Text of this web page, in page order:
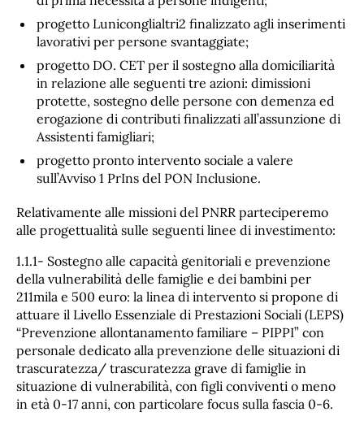
progetto Luniconglialtri2 finalizzato agli inserimenti
lavorativi per persone svantaggiate;
progetto DO. CET per il sostegno alla domiciliarità
in relazione alle seguenti tre azioni: dimissioni
protette, sostegno delle persone con demenza ed
erogazione di contributi finalizzati all’assunzione di
Assistenti famigliari;
progetto pronto intervento sociale a valere
sull’Avviso 1 PrIns del PON Inclusione.
Relativamente alle missioni del PNRR parteciperemo
alle progettualità sulle seguenti linee di investimento:
1.1.1- Sostegno alle capacità genitoriali e prevenzione
della vulnerabilità delle famiglie e dei bambini per
211mila e 500 euro: la linea di intervento si propone di
attuare il Livello Essenziale di Prestazioni Sociali (LEPS)
“Prevenzione allontanamento familiare – PIPPI” con
personale dedicato alla prevenzione delle situazioni di
trascuratezza/ trascuratezza grave di famiglie in
situazione di vulnerabilità, con figli conviventi o meno
in età 0-17 anni, con particolare focus sulla fascia 0-6.